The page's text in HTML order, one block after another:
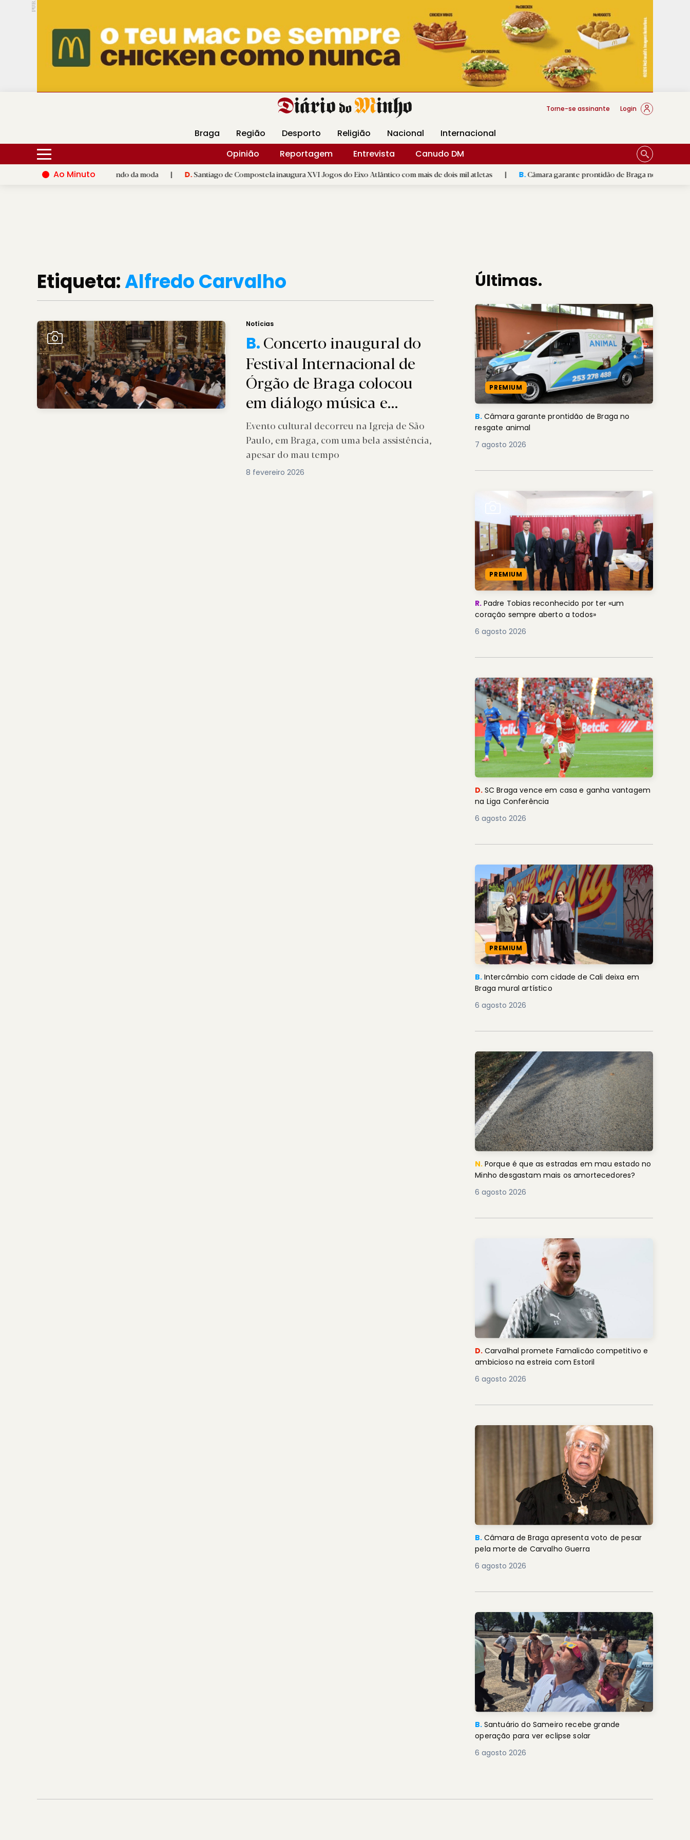
PUB.
Hoje 15ºC 30ºC DMtv Revista Minha Gráfica DM Livraria DM Arquidiocese Braga
Torne-se assinante Login
Braga Região Desporto Religião Nacional
Internacional
Opinião
Reportagem Entrevista
Canudo DM
Ao Minuto
e à inovação do mundo da moda | D.Santiago de Compostela inaugura XVI Jogos do Eixo Atlântico com mais de dois mil atletas | B.Câmara garante prontidão de Braga no resgate animal
Etiqueta:Alfredo Carvalho
Notícias
B.Concerto inaugural do
Festival Internacional de
Órgão de Braga colocou
em diálogo música e
literatura
Evento cultural decorreu na Igreja de São
Paulo, em Braga, com uma bela assistência,
apesar do mau tempo
8 fevereiro 2026
Últimas.
PREMIUM
B. Câmara garante prontidão de Braga no
resgate animal
7 agosto 2026
PREMIUM
R. Padre Tobias reconhecido por ter «um
coração sempre aberto a todos»
6 agosto 2026
D. SC Braga vence em casa e ganha vantagem
na Liga Conferência
6 agosto 2026
PREMIUM
B. Intercâmbio com cidade de Cali deixa em
Braga mural artístico
6 agosto 2026
N. Porque é que as estradas em mau estado no
Minho desgastam mais os amortecedores?
6 agosto 2026
D. Carvalhal promete Famalicão competitivo e
ambicioso na estreia com Estoril
6 agosto 2026
B. Câmara de Braga apresenta voto de pesar
pela morte de Carvalho Guerra
6 agosto 2026
B. Santuário do Sameiro recebe grande
operação para ver eclipse solar
6 agosto 2026